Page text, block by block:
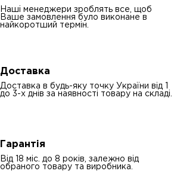
Наші менеджери зроблять все, щоб
Ваше замовлення було виконане в
найкоротший термін.
Доставка
Доставка в будь-яку точку України від 1
до 3-х днів за наявності товару на складі.
Гарантія
Від 18 міс. до 8 років, залежно від
обраного товару та виробника.